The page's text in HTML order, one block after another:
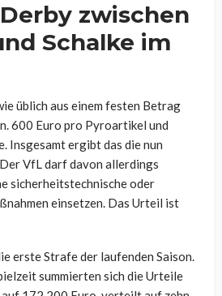
zwischen
Schalke im
üblich aus einem festen Betrag
600 Euro pro Pyroartikel und
Insgesamt ergibt das die nun
VfL darf davon allerdings
sicherheitstechnische oder
einsetzen. Das Urteil ist
erste Strafe der laufenden Saison.
summierten sich die Urteile